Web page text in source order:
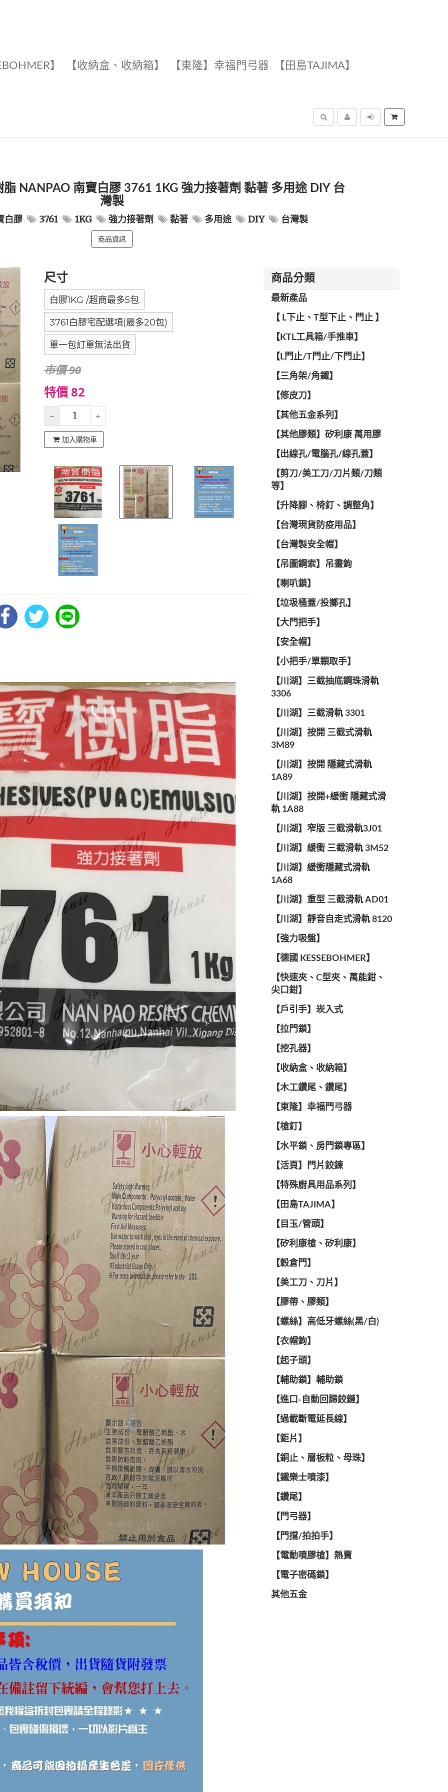
】 【收納盒、收納箱】 【東隆】幸福門弓器 【田島TAJIMA】
搜尋
NANPAO 南寶白膠 3761 1KG 強力接著劑 黏著 多用途 DIY 台
灣製
白膠 3761 1KG 強力接著劑 黏著 多用途 DIY 台灣製
商品資訊
尺寸
白膠1KG /超商最多5包
3761白膠宅配選項(最多20包)
單一包訂單無法出貨
市價 90
特價 82
加入購物車
商品分類
最新產品
【 L下止、T型下止、門止 】
【KTL工具箱/手推車】
【L門止/T門止/下門止】
【三角架/角鐵】
【修皮刀】
【其他五金系列】
【其他膠類】矽利康 萬用膠
【出線孔/電腦孔/線孔蓋】
【剪刀/美工刀/刀片類/刀類
等】
【升降腳、椅釘、調整角】
【台灣現貨防疫用品】
【台灣製安全帽】
【吊圖鋼索】吊畫鉤
【喇叭鎖】
【垃圾桶蓋/投擲孔】
【大門把手】
【安全帽】
【小把手/單顆取手】
【川湖】三截抽底鋼珠滑軌
3306
【川湖】三截滑軌 3301
【川湖】按開 三截式滑軌
3M89
【川湖】按開 隱藏式滑軌
1A89
【川湖】按開+緩衝 隱藏式滑
軌 1A88
【川湖】窄版 三截滑軌3J01
【川湖】緩衝 三截滑軌 3M52
【川湖】緩衝隱藏式滑軌
1A68
【川湖】重型 三截滑軌 AD01
【川湖】靜音自走式滑軌 8120
【強力吸盤】
【德國 KESSEBOHMER】
【快速夾、C型夾、萬能鉗、
尖口鉗】
【戶引手】崁入式
【拉門鎖】
【挖孔器】
【收納盒、收納箱】
【木工鑽尾、鑽尾】
【東隆】幸福門弓器
【槍釘】
【水平鎖、房門鎖專區】
【活頁】門片鉸鍊
【特殊廚具用品系列】
【田島TAJIMA】
【目玉/管頭】
【矽利康槍、矽利康】
【穀倉門】
【美工刀、刀片】
【膠帶、膠類】
【螺絲】高低牙螺絲(黑/白)
【衣帽鉤】
【起子頭】
【輔助鎖】輔助鎖
【進口-自動回歸鉸鏈】
【過載斷電延長線】
【鉅片】
【銅止、層板粒、母珠】
【鐵樂士噴漆】
【鑽尾】
【門弓器】
【門擋/拍拍手】
【電動噴膠槍】熱賣
【電子密碼鎖】
其他五金